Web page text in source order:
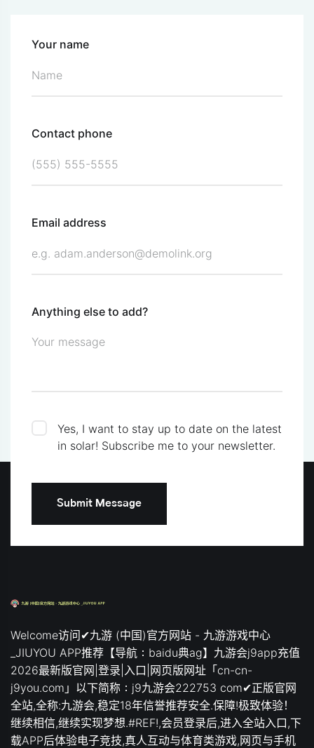
Your name
Contact phone
Email address
Anything else to add?
Yes, I want to stay up to date on the latest
in solar! Subscribe me to your newsletter.
Submit Message
Welcome访问✔九游 (中国)官方网站 - 九游游戏中心
_JIUYOU APP推荐【导航：baidu典ag】九游会j9app充值
2026最新版官网|登录|入口|网页版网址「cn-cn-
j9you.com」以下简称：j9九游会222753 com✔正版官网
全站,全称:九游会,稳定18年信誉推荐安全.保障!极致体验！
继续相信,继续实现梦想.#REF!,会员登录后,进入全站入口,下
载APP后体验电子竞技,真人互动与体育类游戏,网页与手机